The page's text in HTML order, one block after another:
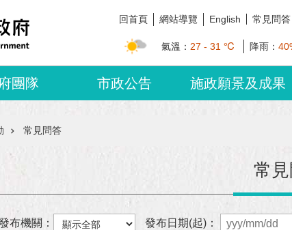
回首頁 網站導覽 English 常見問答
氣溫： 27 - 31 ℃ 降雨：
團隊 市政公告 施政願景及成果
常見問答
常
布機關： 發布日期(起)：